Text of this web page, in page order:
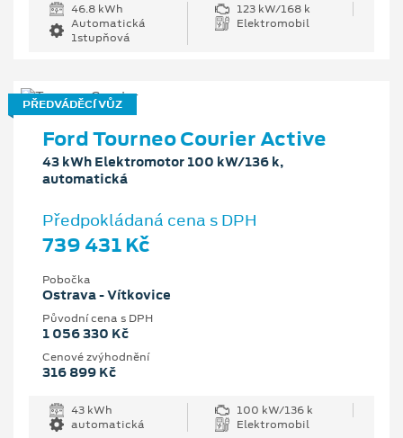
46.8 kWh
123 kW/168 k
Automatická
1stupňová
Elektromobil
PŘEDVÁDĚCÍ VŮZ
Ford Tourneo Courier Active
43 kWh Elektromotor 100 kW/136 k,
automatická
Předpokládaná cena s DPH
739 431 Kč
Pobočka
Ostrava - Vítkovice
Původní cena s DPH
1 056 330 Kč
Cenové zvýhodnění
316 899 Kč
43 kWh
100 kW/136 k
automatická
Elektromobil